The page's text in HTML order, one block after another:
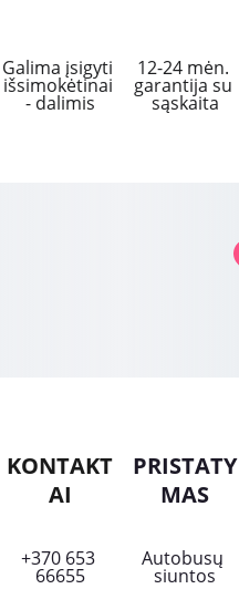
KONTAKT
AI
+370 653
66655
PRISTATY
MAS
Autobusų
siuntos
Galima įsigyti
išsimokėtinai
- dalimis
12-24 mėn.
garantija su
sąskaita